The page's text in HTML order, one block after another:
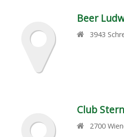
Beer
3943
Club
2700